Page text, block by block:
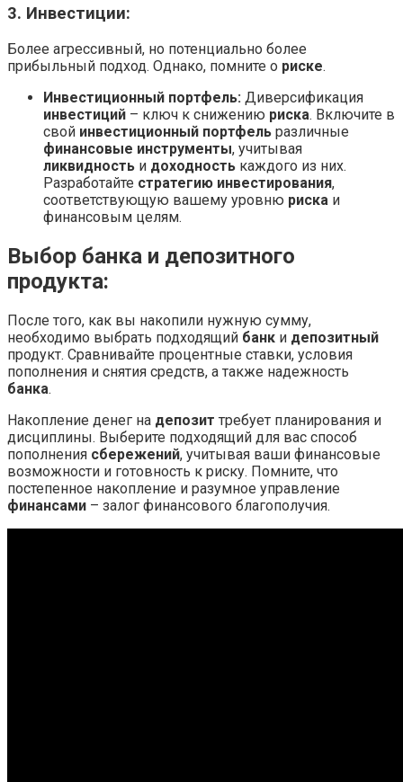
3. Инвестиции:
Более агрессивный, но потенциально более
прибыльный подход. Однако, помните о риске.
Инвестиционный портфель: Диверсификация
инвестиций – ключ к снижению риска. Включите в
свой инвестиционный портфель различные
финансовые инструменты, учитывая
ликвидность и доходность каждого из них.
Разработайте стратегию инвестирования,
соответствующую вашему уровню риска и
финансовым целям.
Выбор банка и депозитного
продукта:
После того, как вы накопили нужную сумму,
необходимо выбрать подходящий банк и депозитный
продукт. Сравнивайте процентные ставки, условия
пополнения и снятия средств, а также надежность
банка.
Накопление денег на депозит требует планирования и
дисциплины. Выберите подходящий для вас способ
пополнения сбережений, учитывая ваши финансовые
возможности и готовность к риску. Помните, что
постепенное накопление и разумное управление
финансами – залог финансового благополучия.